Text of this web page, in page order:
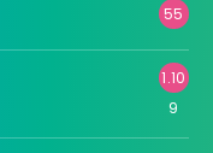
55
1.10
9